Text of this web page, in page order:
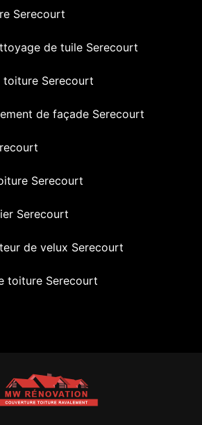
Serecourt
de tuile Serecourt
toiture Serecourt
de façade Serecourt
Serecourt
Serecourt
de velux Serecourt
toiture Serecourt